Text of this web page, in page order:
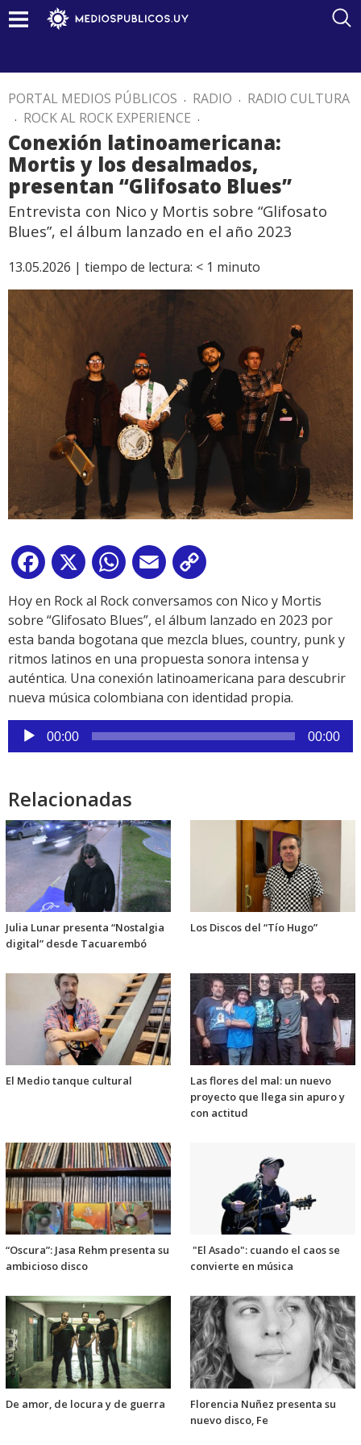
PORTAL MEDIOS PÚBLICOS . RADIO . RADIO CULTURA
. ROCK AL ROCK EXPERIENCE .
Conexión latinoamericana:
Mortis y los desalmados,
presentan “Glifosato Blues”
Entrevista con Nico y Mortis sobre “Glifosato
Blues”, el álbum lanzado en el año 2023
13.05.2026 | tiempo de lectura: < 1 minuto
Facebook
X WhatsApp
Email
Link
Hoy en Rock al Rock conversamos con Nico y Mortis
sobre “Glifosato Blues”, el álbum lanzado en 2023 por
esta banda bogotana que mezcla blues, country, punk y
ritmos latinos en una propuesta sonora intensa y
auténtica. Una conexión latinoamericana para descubrir
nueva música colombiana con identidad propia.
Reproductor
de
00:00 00:00
Relacionadas
Julia Lunar presenta “Nostalgia
digital” desde Tacuarembó
Los Discos del “Tío Hugo”
El Medio tanque cultural
Las flores del mal: un nuevo
proyecto que llega sin apuro y
con actitud
“Oscura”: Jasa Rehm presenta su
ambicioso disco
"El Asado": cuando el caos se
convierte en música
De amor, de locura y de guerra
Florencia Nuñez presenta su
nuevo disco, Fe